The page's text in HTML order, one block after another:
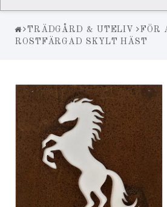
TRÄDGÅRD & UTELIV
FÖR
ROSTFÄRGAD SKYLT HÄST